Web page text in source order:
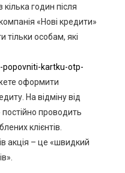
годин після
«Нові кредити»
тільки особам, які
popovniti-kartku-otp-
оформити
На відміну від
постійно проводить
клієнтів.
акція – це «швидкий